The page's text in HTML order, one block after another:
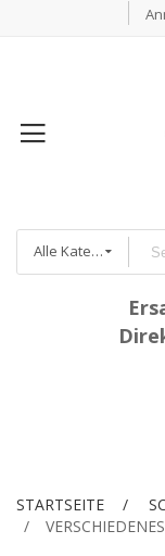
Alle Kategorien
STARTSEITE